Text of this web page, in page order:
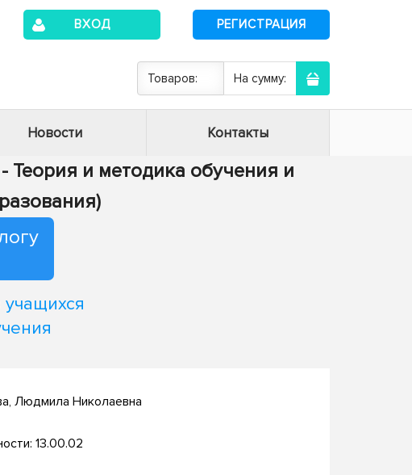
ВХОД РЕГИСТРАЦИЯ
Товаров: На сумму:
Новости Контакты
- Теория и методика обучения и
Людмила Николаевна
13.00.02